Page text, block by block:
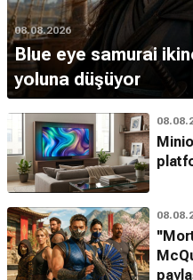
08.08.2026
Blue eye samurai
yoluna düşüyor